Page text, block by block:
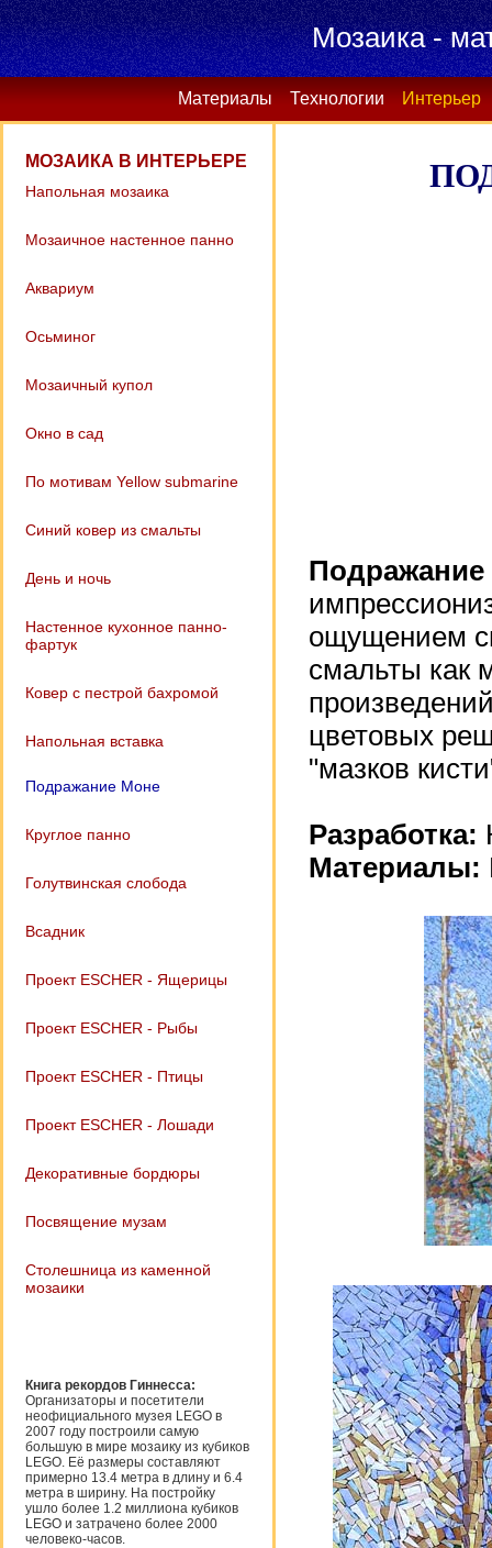
Мозаика -
Материалы Технологии Интерьер
МОЗАИКА В ИНТЕРЬЕРЕ
Напольная мозаика
Мозаичное настенное панно
Аквариум
Осьминог
Мозаичный купол
Окно в сад
По мотивам Yellow submarine
Синий ковер из смальты
День и ночь
Настенное кухонное панно-
фартук
Ковер с пестрой бахромой
Напольная вставка
Подражание Моне
Круглое панно
Голутвинская слобода
Всадник
Проект ESCHER - Ящерицы
Проект ESCHER - Рыбы
Проект ESCHER - Птицы
Проект ESCHER - Лошади
Декоративные бордюры
Посвящение музам
Столешница из каменной
мозаики
Книга рекордов Гиннесса:
Организаторы и посетители
неофициального музея LEGO в
2007 году построили самую
большую в мире мозаику из кубиков
LEGO. Её размеры составляют
примерно 13.4 метра в длину и 6.4
метра в ширину. На постройку
ушло более 1.2 миллиона кубиков
LEGO и затрачено более 2000
человеко-часов.
ощущением
смальты как
цветовых
"мазков
Разработка:
Материалы: